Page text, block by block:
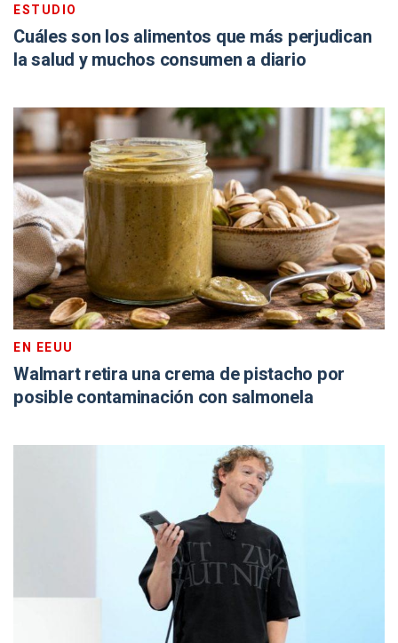
ESTUDIO
Cuáles son los alimentos que más perjudican
la salud y muchos consumen a diario
EN EEUU
Walmart retira una crema de pistacho por
posible contaminación con salmonela